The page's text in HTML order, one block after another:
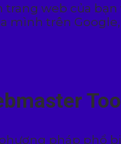
web của
mình trên
pháp phổ